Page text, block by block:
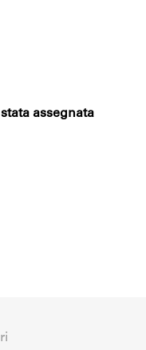
assegnata